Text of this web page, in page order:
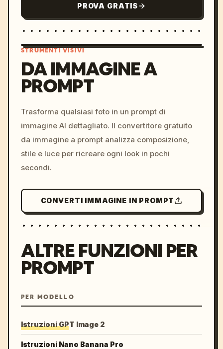
PROVA GRATIS
colors, 8k --v 6.0
STRUMENTI VISIVI
DA IMMAGINE A
PROMPT
Trasforma qualsiasi foto in un prompt di
immagine AI dettagliato. Il convertitore gratuito
da immagine a prompt analizza composizione,
stile e luce per ricreare ogni look in pochi
secondi.
CONVERTI IMMAGINE IN PROMPT
ALTRE FUNZIONI PER
PROMPT
PER MODELLO
Istruzioni GPT Image 2
Istruzioni Nano Banana Pro